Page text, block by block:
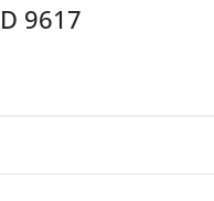
9617